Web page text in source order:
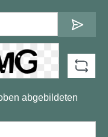
abgebildeten